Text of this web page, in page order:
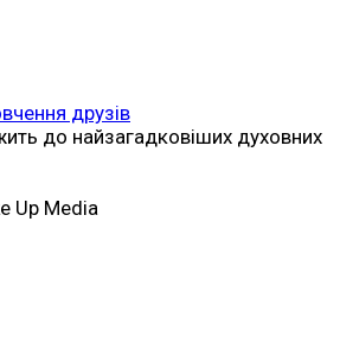
друзів
до найзагадковіших духовних
Up Media